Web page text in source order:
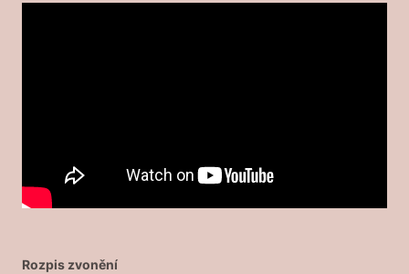
Rozpis zvonění